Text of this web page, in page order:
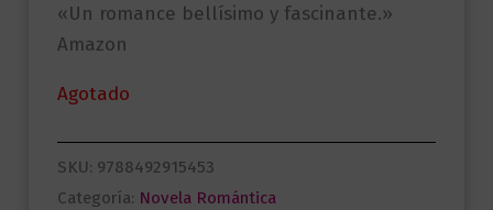
«Un romance bellísimo y fascinante.»
Amazon
Agotado
SKU: 9788492915453
Categoría: Novela Romántica